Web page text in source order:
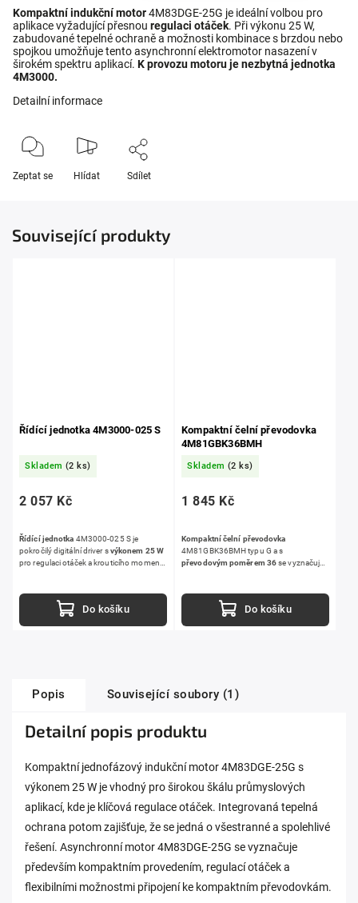
Kompaktní indukční motor4M83DGE-25G je ideální volbou pro
aplikace vyžadující přesnou regulaci otáček. Při výkonu 25 W,
zabudované tepelné ochraně a možnosti kombinace s brzdou nebo
spojkou umožňuje tento asynchronní elektromotor nasazení v
širokém spektru aplikací. K provozu motoru je nezbytná jednotka
4M3000.
Detailní informace
Zeptat se Hlídat Sdílet
Související produkty
Řídící jednotka 4M3000-025 S
Skladem (2 ks)
2 057 Kč
Do košíku
Řídící jednotka 4M3000-025 S je
pokročilý digitální driver svýkonem 25 W
pro regulaci otáček a krouticího momentu
možnosti nastavení pro optimální výkon
motorů v různých aplikacích.
Kompaktní čelní převodovka
4M81GBK36BMH
Skladem (2 ks)
1 845 Kč
Do košíku
Kompaktní čelní převodovka
4M81GBK36BMH typu G a s
převodovým poměrem 36se vyznačuje
efektivní řešení pohonu.
Popis Související soubory (1)
Detailní popis produktu
Kompaktní jednofázový indukční motor 4M83DGE-25G s
výkonem 25 W je vhodný pro širokou škálu průmyslových
aplikací, kde je klíčová regulace otáček. Integrovaná tepelná
ochrana potom zajišťuje, že se jedná o všestranné a spolehlivé
řešení. Asynchronní motor 4M83DGE-25G se vyznačuje
především kompaktním provedením, regulací otáček a
flexibilními možnostmi připojení ke kompaktním převodovkám.